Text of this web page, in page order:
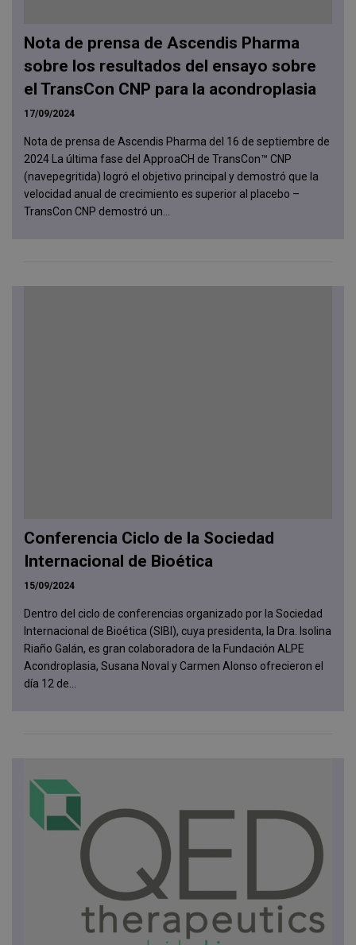
Nota de prensa de Ascendis Pharma
sobre los resultados del ensayo sobre
el TransCon CNP para la acondroplasia
17/09/2024
Nota de prensa de Ascendis Pharma del 16 de septiembre de
2024 La última fase del ApproaCH de TransCon™ CNP
(navepegritida) logró el objetivo principal y demostró que la
velocidad anual de crecimiento es superior al placebo –
TransCon CNP demostró un...
Conferencia Ciclo de la Sociedad
Internacional de Bioética
15/09/2024
Dentro del ciclo de conferencias organizado por la Sociedad
Internacional de Bioética (SIBI), cuya presidenta, la Dra. Isolina
Riaño Galán, es gran colaboradora de la Fundación ALPE
Acondroplasia, Susana Noval y Carmen Alonso ofrecieron el
día 12 de...